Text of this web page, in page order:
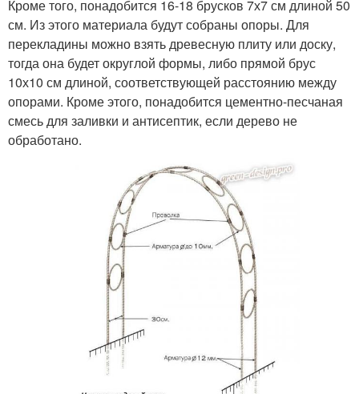
Кроме того, понадобится 16-18 брусков 7х7 см длиной 50
см. Из этого материала будут собраны опоры. Для
перекладины можно взять древесную плиту или доску,
тогда она будет округлой формы, либо прямой брус
10х10 см длиной, соответствующей расстоянию между
опорами. Кроме этого, понадобится цементно-песчаная
смесь для заливки и антисептик, если дерево не
обработано.